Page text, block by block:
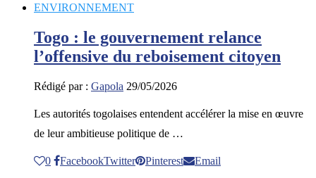
ENVIRONNEMENT
Togo : le gouvernement relance
l’offensive du reboisement citoyen
Rédigé par : Gapola 29/05/2026
Les autorités togolaises entendent accélérer la mise en œuvre
de leur ambitieuse politique de …
0 FacebookTwitter Pinterest Email